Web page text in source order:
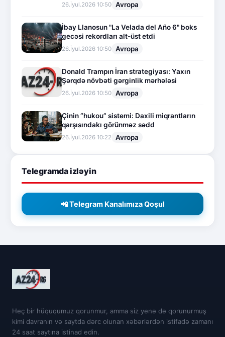
26.İyul.2026 10:50 Avropa
İbay Llanosun "La Velada del Año 6" boks
gecəsi rekordları alt-üst etdi
26.İyul.2026 10:50 Avropa
Donald Trampın İran strategiyası: Yaxın
Şərqdə növbəti gərginlik mərhələsi
26.İyul.2026 10:50 Avropa
Çinin “hukou” sistemi: Daxili miqrantların
qarşısındakı görünməz sədd
26.İyul.2026 10:22 Avropa
Telegramda izləyin
📲 Telegram Kanalımıza Qoşul
Heç bir hüququmuz qorunmur, amma siz yenə də qorunurmuş
kimi davranın və saytda dərc olunan xəbərlərdən istifadə zamanı
24 saat saytına istinad edin.